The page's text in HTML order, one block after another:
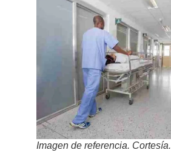
Imagen de referencia. Cortesía.